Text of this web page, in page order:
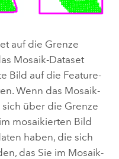
auf die Grenze
Mosaik-Dataset
Bild auf die Feature-
Wenn das Mosaik-
über die Grenze
mosaikierten Bild
haben, die sich
das Sie im Mosaik-